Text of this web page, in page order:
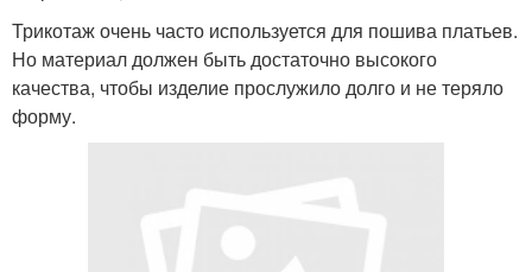
Трикотаж очень часто используется для пошива платьев.
Но материал должен быть достаточно высокого
качества, чтобы изделие прослужило долго и не теряло
форму.